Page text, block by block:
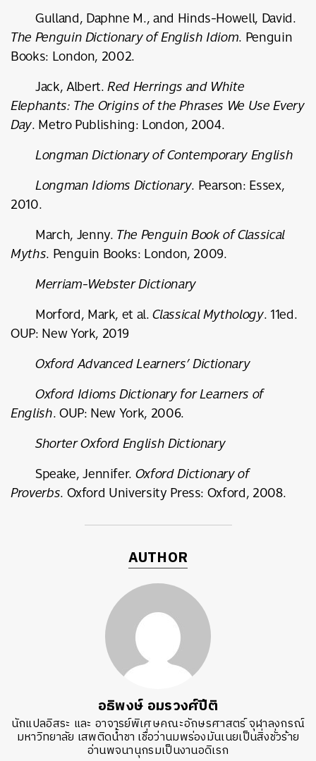
Gulland, Daphne M., and Hinds-Howell, David.
The Penguin Dictionary of English Idiom. Penguin
Books: London, 2002.
Jack, Albert.Red Herrings and White
Elephants: The Origins of the Phrases We Use Every
Day. Metro Publishing: London, 2004.
Longman Dictionary of Contemporary English
Longman Idioms Dictionary. Pearson: Essex,
2010.
March, Jenny.The Penguin Book of Classical
Myths. Penguin Books: London, 2009.
Merriam-Webster Dictionary
Morford, Mark, et al.Classical Mythology. 11ed.
OUP: New York, 2019
Oxford Advanced Learners’ Dictionary
Oxford Idioms Dictionary for Learners of
English. OUP: New York, 2006.
Shorter Oxford English Dictionary
Speake, Jennifer.Oxford Dictionary of
Proverbs. Oxford University Press: Oxford, 2008.
AUTHOR
อธิพงษ์ อมรวงศ์ปีติ
นักแปลอิสระ และ อาจารย์พิเศษคณะอักษรศาสตร์ จุฬาลงกรณ์
มหาวิทยาลัย เสพติดน้ำชา เชื่อว่านมพร่องมันเนยเป็นสิ่งชั่วร้าย
อ่านพจนานุกรมเป็นงานอดิเรก